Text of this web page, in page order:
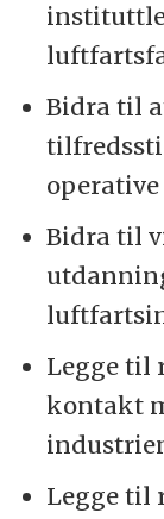
Bidra til
Bidra til
Legge til
kontakt
Legge til